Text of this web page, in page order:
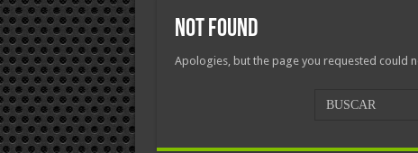
Not Found
Apologies, but the page you requested could